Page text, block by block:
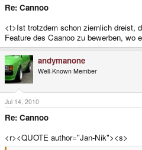
Re: Cannoo
<t>Ist trotzdem schon ziemlich dreist,
Feature des Caanoo zu bewerben, wo
andymanone
Well-Known Member
Jul 14, 2010
Re: Cannoo
<r><QUOTE author="Jan-Nik"><s>